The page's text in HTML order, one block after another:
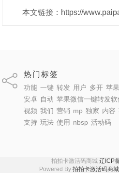
本文链接：https://
热门标签
功能 一键 转发 用户 多开 苹果
安卓 自动 苹果微信一键转发软
视频 我们 营销 mp 独家 内容
支持 玩法 使用 nbsp 活动码
拍拍卡激活码商城 辽ICP
Powered By 拍拍卡激活码商城